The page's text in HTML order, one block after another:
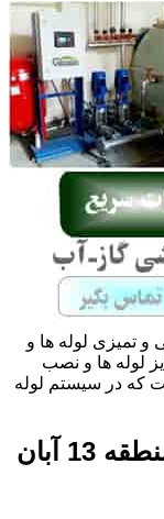
و تمیزی لوله ها و
لوله ها و نصب
که در سیستم لوله
تعمیرات لوله کشی 13 آبان, منطقه 13 آبان